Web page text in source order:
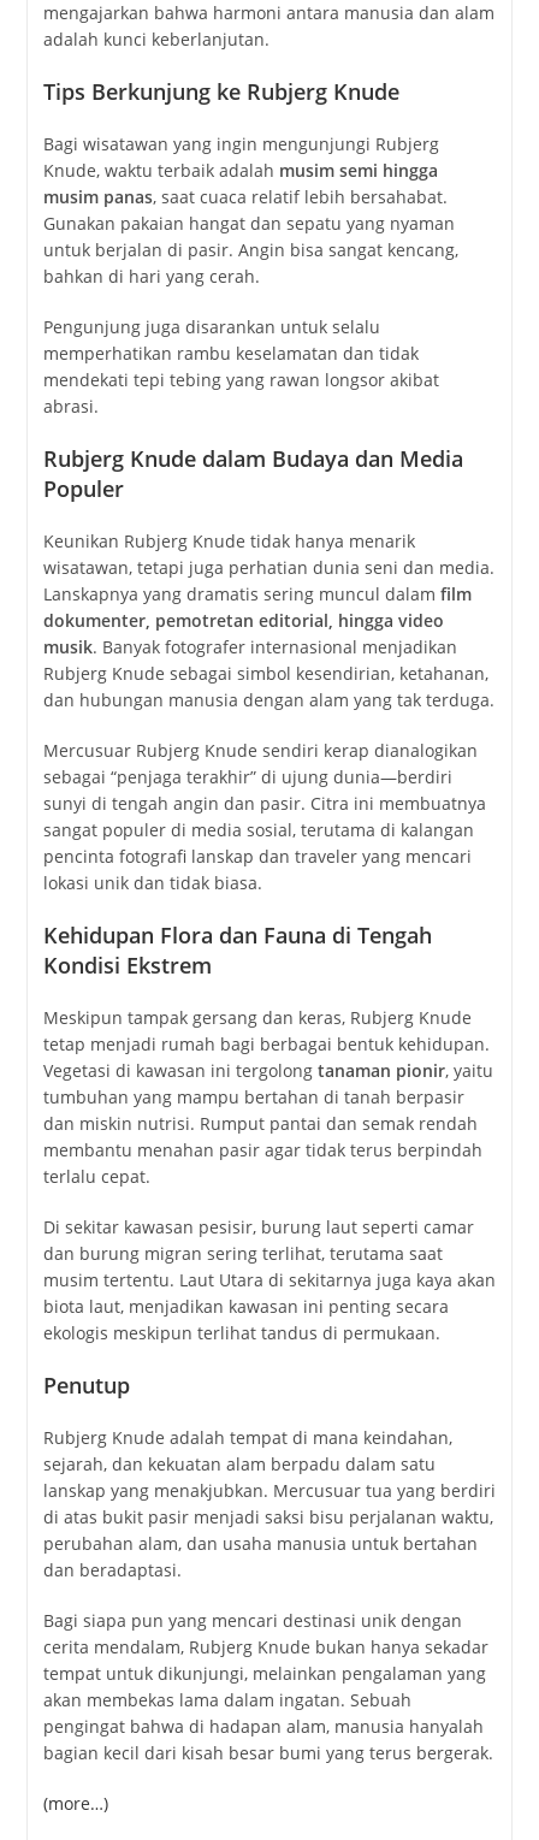
mengajarkan bahwa harmoni antara manusia dan alam
adalah kunci keberlanjutan.
Tips Berkunjung ke Rubjerg Knude
Bagi wisatawan yang ingin mengunjungi Rubjerg
Knude, waktu terbaik adalah musim semi hingga
musim panas, saat cuaca relatif lebih bersahabat.
Gunakan pakaian hangat dan sepatu yang nyaman
untuk berjalan di pasir. Angin bisa sangat kencang,
bahkan di hari yang cerah.
Pengunjung juga disarankan untuk selalu
memperhatikan rambu keselamatan dan tidak
mendekati tepi tebing yang rawan longsor akibat
abrasi.
Rubjerg Knude dalam Budaya dan Media
Populer
Keunikan Rubjerg Knude tidak hanya menarik
wisatawan, tetapi juga perhatian dunia seni dan media.
Lanskapnya yang dramatis sering muncul dalam film
dokumenter, pemotretan editorial, hingga video
musik. Banyak fotografer internasional menjadikan
Rubjerg Knude sebagai simbol kesendirian, ketahanan,
dan hubungan manusia dengan alam yang tak terduga.
Mercusuar Rubjerg Knude sendiri kerap dianalogikan
sebagai “penjaga terakhir” di ujung dunia—berdiri
sunyi di tengah angin dan pasir. Citra ini membuatnya
sangat populer di media sosial, terutama di kalangan
pencinta fotografi lanskap dan traveler yang mencari
lokasi unik dan tidak biasa.
Kehidupan Flora dan Fauna di Tengah
Kondisi Ekstrem
Meskipun tampak gersang dan keras, Rubjerg Knude
tetap menjadi rumah bagi berbagai bentuk kehidupan.
Vegetasi di kawasan ini tergolong tanaman pionir, yaitu
tumbuhan yang mampu bertahan di tanah berpasir
dan miskin nutrisi. Rumput pantai dan semak rendah
membantu menahan pasir agar tidak terus berpindah
terlalu cepat.
Di sekitar kawasan pesisir, burung laut seperti camar
dan burung migran sering terlihat, terutama saat
musim tertentu. Laut Utara di sekitarnya juga kaya akan
biota laut, menjadikan kawasan ini penting secara
ekologis meskipun terlihat tandus di permukaan.
Penutup
Rubjerg Knude adalah tempat di mana keindahan,
sejarah, dan kekuatan alam berpadu dalam satu
lanskap yang menakjubkan. Mercusuar tua yang berdiri
di atas bukit pasir menjadi saksi bisu perjalanan waktu,
perubahan alam, dan usaha manusia untuk bertahan
dan beradaptasi.
Bagi siapa pun yang mencari destinasi unik dengan
cerita mendalam, Rubjerg Knude bukan hanya sekadar
tempat untuk dikunjungi, melainkan pengalaman yang
akan membekas lama dalam ingatan. Sebuah
pengingat bahwa di hadapan alam, manusia hanyalah
bagian kecil dari kisah besar bumi yang terus bergerak.
(more…)